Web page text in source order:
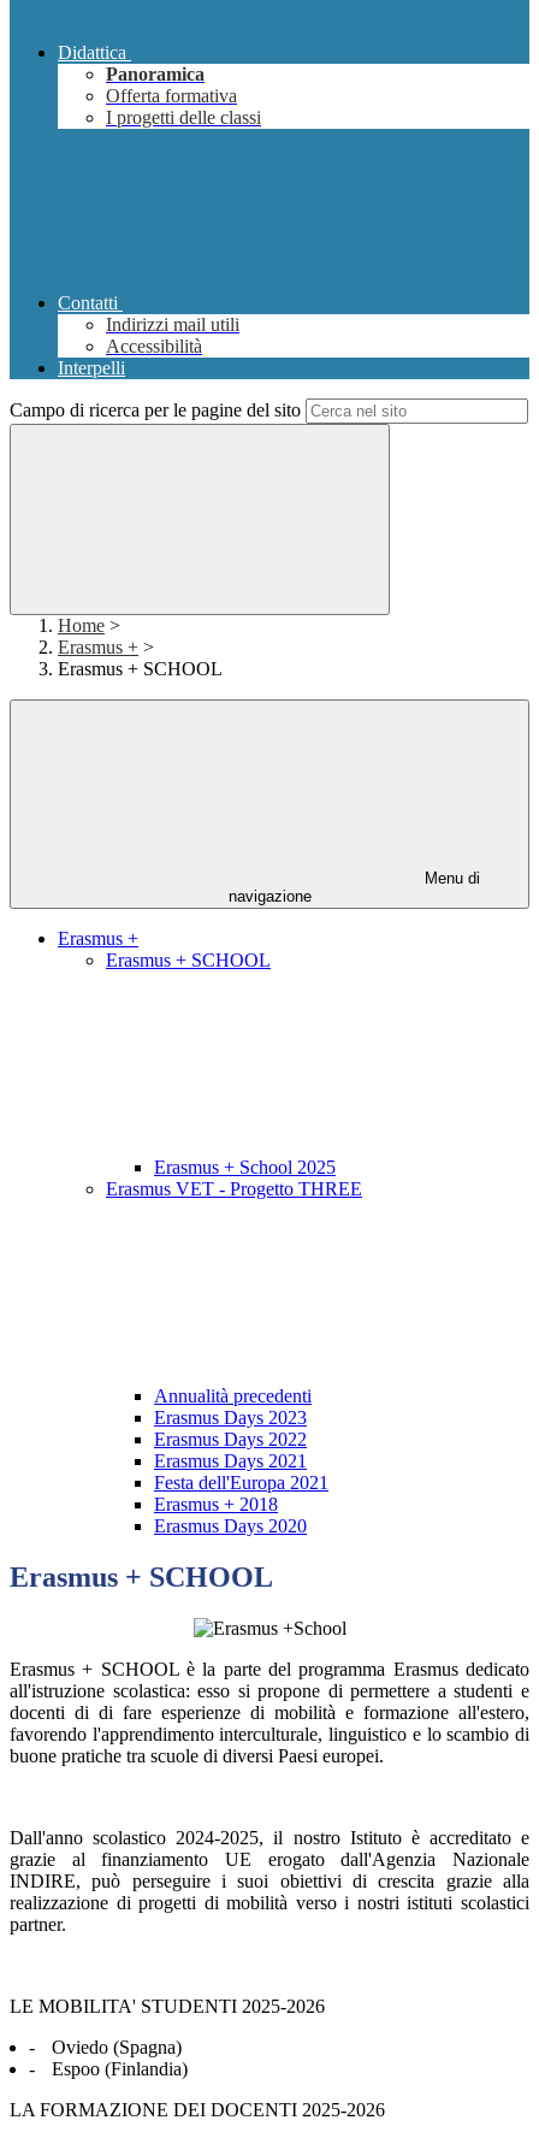
Didattica
Panoramica
Offerta formativa
I progetti delle classi
Contatti
Indirizzi mail utili
Accessibilità
Interpelli
Campo di ricerca per le pagine del sito
Home >
Erasmus + >
Erasmus + SCHOOL
Menu di
navigazione
Erasmus +
Erasmus + SCHOOL
Erasmus + School 2025
Erasmus VET - Progetto THREE
Annualità precedenti
Erasmus Days 2023
Erasmus Days 2022
Erasmus Days 2021
Festa dell'Europa 2021
Erasmus + 2018
Erasmus Days 2020
Erasmus + SCHOOL
Erasmus + SCHOOL è la parte del programma Erasmus dedicato
all'istruzione scolastica: esso si propone di permettere a studenti e
docenti di di fare esperienze di mobilità e formazione all'estero,
favorendo l'apprendimento interculturale, linguistico e lo scambio di
buone pratiche tra scuole di diversi Paesi europei.
Dall'anno scolastico 2024-2025, il nostro Istituto è accreditato e
grazie al finanziamento UE erogato dall'Agenzia Nazionale
INDIRE, può perseguire i suoi obiettivi di crescita grazie alla
realizzazione di progetti di mobilità verso i nostri istituti scolastici
partner.
LE MOBILITA' STUDENTI 2025-2026
-
Oviedo (Spagna)
-
Espoo (Finlandia)
LA FORMAZIONE DEI DOCENTI 2025-2026